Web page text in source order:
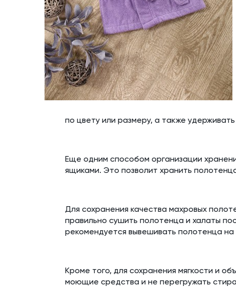
по цвету или размеру, а также
Еще одним способом организации
ящиками. Это позволит хранить
Для сохранения качества махровых
правильно сушить полотенца и халаты
рекомендуется вывешивать полотенца
Кроме того, для сохранения мягкости и
моющие средства и не перегружать